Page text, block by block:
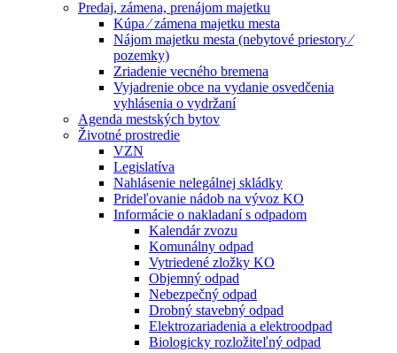
Predaj, zámena, prenájom majetku
Kúpa ⁄ zámena majetku mesta
Nájom majetku mesta (nebytové priestory ⁄
pozemky)
Zriadenie vecného bremena
Vyjadrenie obce na vydanie osvedčenia
vyhlásenia o vydržaní
Agenda mestských bytov
Životné prostredie
VZN
Legislatíva
Nahlásenie nelegálnej skládky
Prideľovanie nádob na vývoz KO
Informácie o nakladaní s odpadom
Kalendár zvozu
Komunálny odpad
Vytriedené zložky KO
Objemný odpad
Nebezpečný odpad
Drobný stavebný odpad
Elektrozariadenia a elektroodpad
Biologicky rozložiteľný odpad